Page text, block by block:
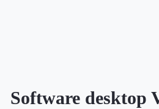
Software desktop